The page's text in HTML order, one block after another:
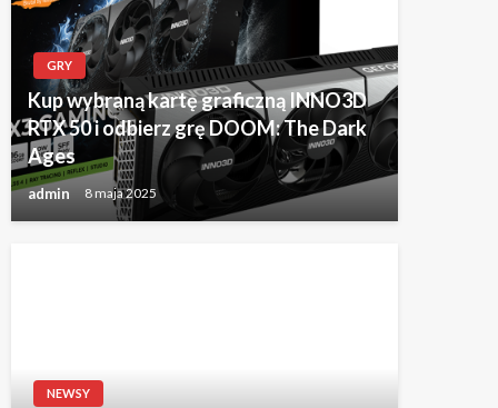
GRY
Kup wybraną kartę graficzną INNO3D
RTX 50 i odbierz grę DOOM: The Dark
Ages
admin 8 maja 2025
NEWSY